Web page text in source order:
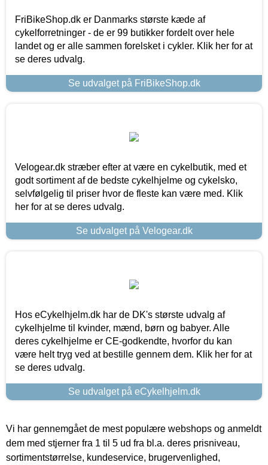
FriBikeShop.dk er Danmarks største kæde af
cykelforretninger - de er 99 butikker fordelt over hele
landet og er alle sammen forelsket i cykler. Klik her for at
se deres udvalg.
Se udvalget på FriBikeShop.dk
Velogear.dk stræber efter at være en cykelbutik, med et
godt sortiment af de bedste cykelhjelme og cykelsko,
selvfølgelig til priser hvor de fleste kan være med. Klik
her for at se deres udvalg.
Se udvalget på Velogear.dk
Hos eCykelhjelm.dk har de DK's største udvalg af
cykelhjelme til kvinder, mænd, børn og babyer. Alle
deres cykelhjelme er CE-godkendte, hvorfor du kan
være helt tryg ved at bestille gennem dem. Klik her for at
se deres udvalg.
Se udvalget på eCykelhjelm.dk
Vi har gennemgået de mest populære webshops og anmeldt
dem med stjerner fra 1 til 5 ud fra bl.a. deres prisniveau,
sortimentstørrelse, kundeservice, brugervenlighed,